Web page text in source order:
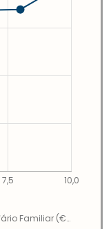
Familiar (€…
7,5 10,0